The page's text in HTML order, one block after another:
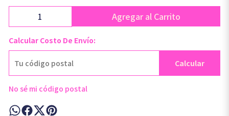
Agregar al Carrito
Calcular Costo De Envío:
Calcular
No sé mi código postal